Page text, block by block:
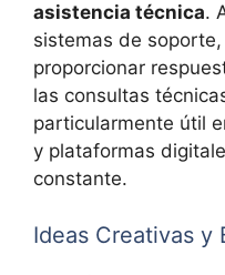
asistencia técnica.
sistemas de
proporcionar
las consultas
particularmente útil
y plataformas
constante.
Ideas Creativas y